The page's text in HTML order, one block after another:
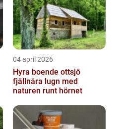
04 april 2026
Hyra boende ottsjö
fjällnära lugn med
naturen runt hörnet